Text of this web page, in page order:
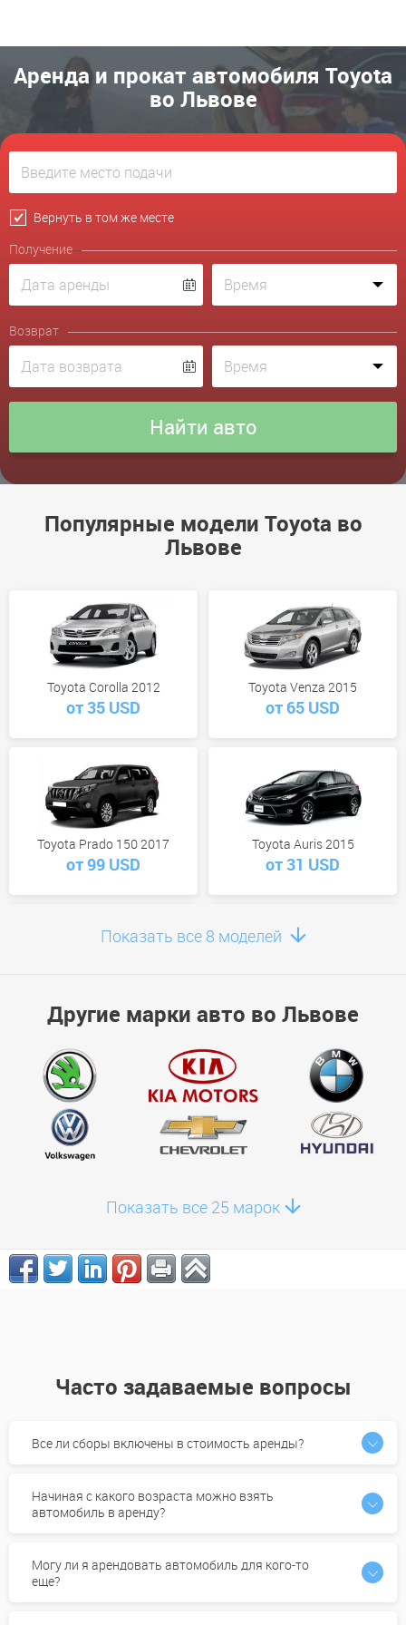
Аренда и прокат автомобиля Toyota
во Львове
Вернуть в том же месте
Получение
Возврат
Популярные модели Toyota во
Львове
Toyota Corolla 2012
от 35 USD
Toyota Venza 2015
от 65 USD
Toyota Prado 150 2017
от 99 USD
Toyota Auris 2015
от 31 USD
от 323 USD от 340 USD
Toyota Corolla 2022 Toyota Rav 4 Hybrid 2026
Показать все 8 моделей
Другие марки авто во Львове
Показать все 25 марок
Часто задаваемые вопросы
Все ли сборы включены в стоимость аренды?
Начиная с какого возраста можно взять
автомобиль в аренду?
Могу ли я арендовать автомобиль для кого-то
еще?